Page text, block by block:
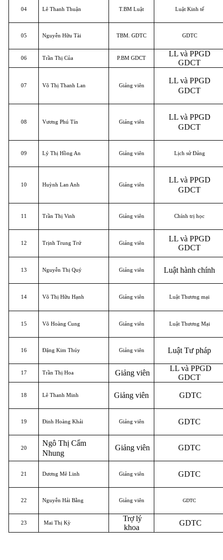
04 Lê Thanh Thuận T.BM Luật Luật Kinh tế
05 Nguyễn Hữu Tài TBM. GDTC GDTC
06 Trần Thị Của P.BM GDCT
LL và PPGD
GDCT
07 Võ Thị Thanh Lan Giảng viên
LL và PPGD
GDCT
08 Vương Phú Tín Giảng viên
LL và PPGD
GDCT
09 Lý Thị Hồng An Giảng viên Lịch sử Đảng
10 Huỳnh Lan Anh Giảng viên
LL và PPGD
GDCT
11 Trần Thị Vinh Giảng viên Chính trị học
12 Trịnh Trung Trứ Giảng viên
LL và PPGD
GDCT
13 Nguyễn Thị Quý Giảng viên Luật hành chính
14 Võ Thị Hữu Hạnh Giảng viên Luật Thương mại
15 Võ Hoàng Cung Giảng viên Luật Thương Mại
16 Đặng Kim Thúy Giảng viên Luật Tư pháp
17 Trần Thị Hoa Giảng viên
LL và PPGD
GDCT
18 Lê Thanh Minh Giảng viên GDTC
19 Đinh Hoàng Khải Giảng viên GDTC
20
Ngô Thị Cẩm
Nhung
Giảng viên GDTC
21 Dương Mê Linh Giảng viên GDTC
22 Nguyễn Hải Bằng Giảng viên GDTC
23 Mai Thị Kỳ
Trợ lý
khoa
GDTC